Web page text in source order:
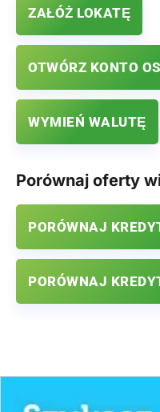
ZAŁÓŻ LOKATĘ
OTWÓRZ KONTO
WYMIEŃ WALUTĘ
Porównaj oferty
PORÓWNAJ
PORÓWNAJ